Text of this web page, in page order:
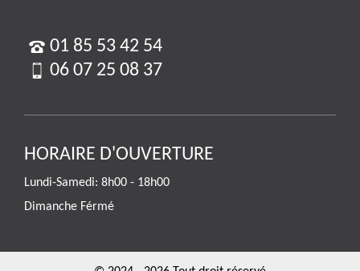
01 85 53 42 54
06 07 25 08 37
HORAIRE D'OUVERTURE
Lundi-Samedi: 8h00 - 18h00
Dimanche Férmé